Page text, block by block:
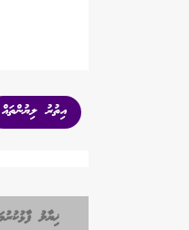
އިތުރު ލިޔުންތައް
ޚިޔާލު